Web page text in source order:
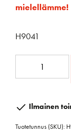
mielellämme!
H9041
mm Ilmainen
Tuotetunnus (SKU):